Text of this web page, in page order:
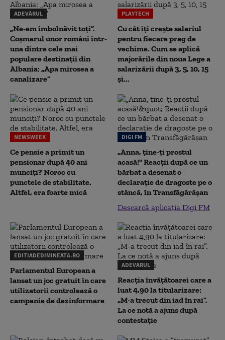
ADEVĂRUL
„Ne-am îmbolnăvit toți”.
Coșmarul unor români într-
una dintre cele mai
populare destinații din
Albania: „Apa mirosea a
canalizare”
PLAYTECH
Cu cât îți crește salariul
pentru fiecare prag de
vechime. Cum se aplică
majorările din noua Lege a
salarizării după 3, 5, 10, 15
și...
NEWSWEEK
Ce pensie a primit un
pensionar după 40 ani
munciți? Noroc cu
punctele de stabilitate.
Altfel, era foarte mică
DIGI FM
„Anna, ţine-ţi prostul
acasă!" Reacţii după ce un
bărbat a desenat o
declaraţie de dragoste pe o
stâncă, în Transfăgărăşan
Descarcă aplicația Digi FM
EDITIADEDIMINEATA.RO
Parlamentul European a
lansat un joc gratuit în care
utilizatorii controlează o
campanie de dezinformare
ADEVARUL
Reacția învățătoarei care a
luat 4,90 la titularizare:
„M-a trecut din iad în rai”.
La ce notă a ajuns după
contestație